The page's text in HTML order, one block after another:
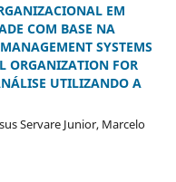
EM
COM BASE NA
SYSTEMS
ORGANIZATION FOR
UTILIZANDO A
Servare Junior, Marcelo